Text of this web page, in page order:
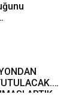
ARTIK